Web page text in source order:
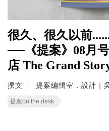
很久、很久以前
──《提案》08月
店 The Grand
撰文 提案編輯室．設計｜
提案on the desk